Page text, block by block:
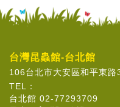
台灣昆蟲館-台北館
106台北市大安區和平東
TEL：
台北館 02-77293709